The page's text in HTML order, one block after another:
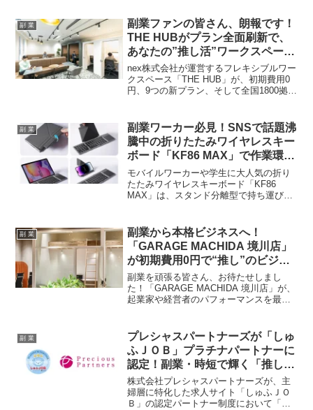
副 業
副業ファンの皆さん、朗報です！
THE HUBがプラン全面刷新で、
あなたの”推し活”ワークスペース
がさらに進化！初期費用0円＆全
国1800拠点でどこでも働ける新
時代へ！
nex株式会社が運営するフレキシブルワー
クスペース「THE HUB」が、初期費用0
円、9つの新プラン、そして全国1800拠点
し、副業ファンの皆さんのワークスタイ
ルを強力にサポートします。
副 業
副業ワーカー必見！SNSで話題沸
騰中の折りたたみワイヤレスキー
ボード「KF86 MAX」で作業環境
をアップデート！
モバイルワーカーや学生に大人気の折り
たたみワイヤレスキーボード「KF86
MAX」は、スタンド分離型で持ち運びも
外出先での作業効率を格段に向上させる
機能が満載です。
副 業
副業から本格ビジネスへ！
「GARAGE MACHIDA 境川店」
が初期費用0円で“推し”のビジネ
スを加速する特別優待キャンペー
ンを開始！
副業を頑張る皆さん、お待たせしまし
た！「GARAGE MACHIDA 境川店」が、
起業家や経営者のパフォーマンスを最大
ビジネス拠点を手に入れられるチャンス
です。マンションオフィスの非効率から
脱却し、あなたのビジネス「推し活」を
強力にバックアップします！
副 業
プレシャスパートナーズが「しゅ
ふＪＯＢ」プラチナパートナーに
認定！副業・時短で輝く「推し
活」を強力応援！
株式会社プレシャスパートナーズが、主
婦層に特化した求人サイト「しゅふＪＯ
Ｂ」の認定パートナー制度において「プ